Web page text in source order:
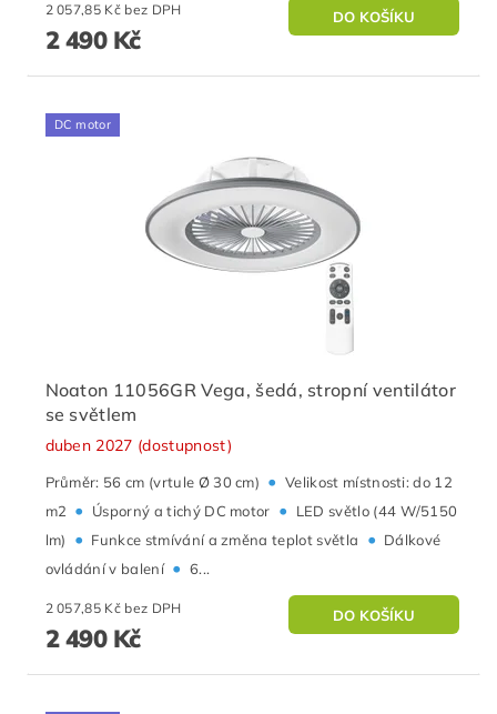
2 057,85 Kč bez DPH
2 490 Kč
DC motor
Noaton 11056GR Vega, šedá, stropní ventilátor
se světlem
duben 2027 (dostupnost)
Průměr: 56 cm (vrtule Ø 30 cm) • Velikost místnosti: do 12
m2 • Úsporný a tichý DC motor •
LED světlo (44 W/5150
lm)
• Funkce stmívání a změna teplot světla • Dálkové
ovládání v balení • 6...
2 057,85 Kč bez DPH
2 490 Kč